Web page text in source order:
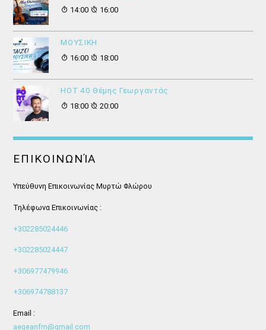
14:00
16:00
ΜΟΥΣΙΚΗ
16:00
18:00
HOT 40 Θέμης Γεωργαντάς
18:00
20:00
ΕΠΙΚΟΙΝΩΝΊΑ
Υπεύθυνη Επικοινωνίας Μυρτώ Φλώρου
Τηλέφωνα Επικοινωνίας :
+302285024446
+302285024447
+306977479946
+306974788137
Email :
aegeanfm@gmail.com